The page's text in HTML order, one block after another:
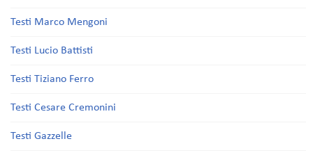
Testi Marco Mengoni
Testi Lucio Battisti
Testi Tiziano Ferro
Testi Cesare Cremonini
Testi Gazzelle